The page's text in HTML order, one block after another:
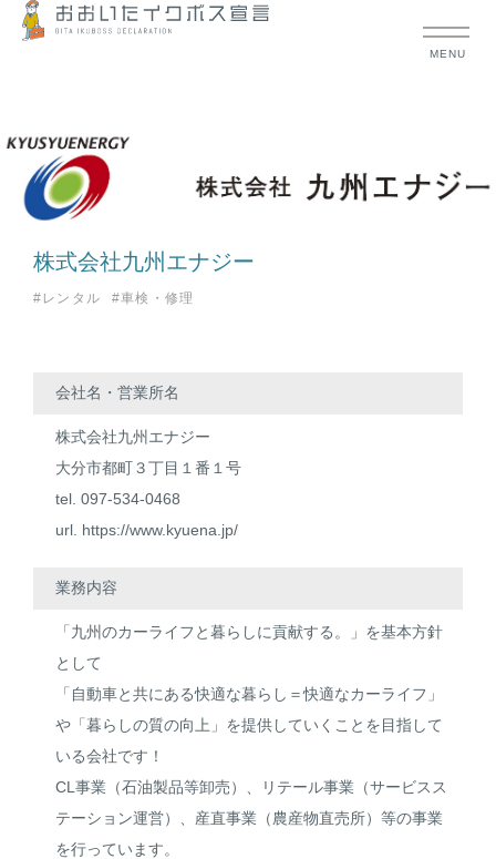
MENU
株式会社九州エナジー
#レンタル #車検・修理
会社名・営業所名
株式会社九州エナジー
大分市都町３丁目１番１号
tel. 097-534-0468
url. https://www.kyuena.jp/
業務内容
「九州のカーライフと暮らしに貢献する。」を基本方針
として
「自動車と共にある快適な暮らし＝快適なカーライフ」
や「暮らしの質の向上」を提供していくことを目指して
いる会社です！
CL事業（石油製品等卸売）、リテール事業（サービスス
テーション運営）、産直事業（農産物直売所）等の事業
を行っています。